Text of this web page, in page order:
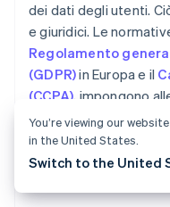
dei dati degli utenti.
e giuridici. Le
Regolamento
(GDPR)in Europa e il
(CCPA) , impongono
rigorosi e la mancata
salate. Una singola
scuotere la fiducia dei
You’re viewing our
in the United States.
Switch to the United